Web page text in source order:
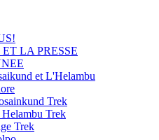
LA PRESSE
et L'Helambu
Trek
Trek
Trek